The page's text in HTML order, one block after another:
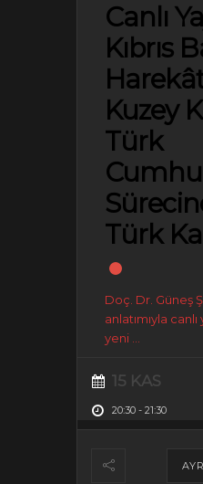
Canlı
Kıbrıs
Kuzey
Türk
Türk
Doç. Dr. Güneş
anlatımıyla
yeni
15 KAS
20:30 - 21:30